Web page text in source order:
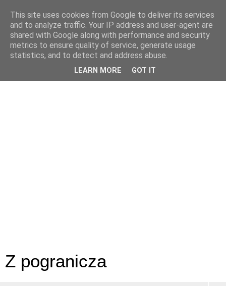
Z pogranicza
This site uses cookies from Google to deliver its services
and to analyze traffic. Your IP address and user-agent are
shared with Google along with performance and security
metrics to ensure quality of service, generate usage
statistics, and to detect and address abuse.
LEARN MORE GOT IT